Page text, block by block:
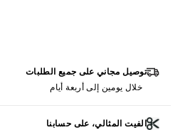
توصيل مجاني على جميع الطلبات
خلال يومين إلى أربعة أيام
الفيت المثالي، على حسابنا